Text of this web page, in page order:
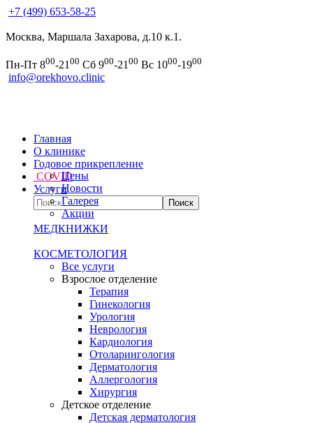
+7 (499) 653-58-25
Москва, Маршала Захарова, д.10 к.1.
Пн-Пт 800-21 00 Сб 900-21 00 Вс 1000-1900
info@orekhovo.clinic
Главная
О клинике
Цены
Новости
Галерея
Акции
Годовое прикрепление
COVID
Услуги
МЕДКНИЖКИ
КОСМЕТОЛОГИЯ
Все услуги
Взрослое отделение
Терапия
Гинекология
Урология
Неврология
Кардиология
Отоларингология
Дерматология
Аллергология
Хирургия
Детское отделение
Детская дерматология